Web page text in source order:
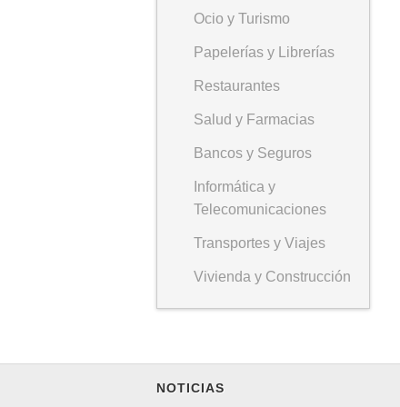
Ocio y Turismo
Papelerías y Librerías
Restaurantes
Salud y Farmacias
Bancos y Seguros
Informática y
Telecomunicaciones
Transportes y Viajes
Vivienda y Construcción
NOTICIAS